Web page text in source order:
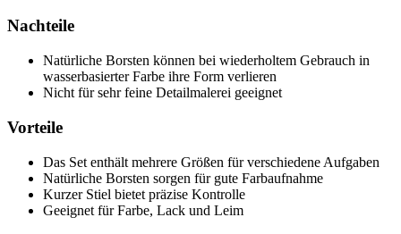
Nachteile
Natürliche Borsten können bei wiederholtem Gebrauch in
wasserbasierter Farbe ihre Form verlieren
Nicht für sehr feine Detailmalerei geeignet
Vorteile
Das Set enthält mehrere Größen für verschiedene Aufgaben
Natürliche Borsten sorgen für gute Farbaufnahme
Kurzer Stiel bietet präzise Kontrolle
Geeignet für Farbe, Lack und Leim